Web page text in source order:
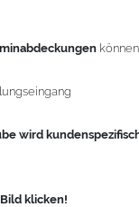
wird
klicken!